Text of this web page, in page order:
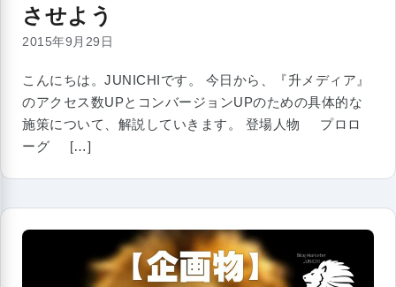
させよう
2015年9月29日
こんにちは。JUNICHIです。 今日から、『升メディア』
のアクセス数UPとコンバージョンUPのための具体的な
施策について、解説していきます。 登場人物 プロロ
ーグ […]